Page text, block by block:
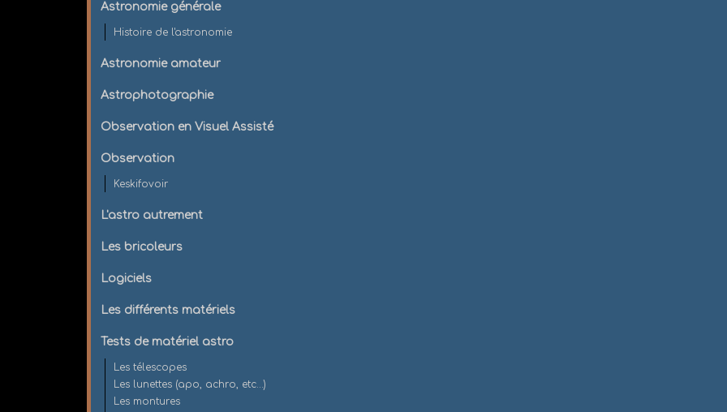
Astronomie générale
Histoire de l'astronomie
Astronomie amateur
Astrophotographie
Observation en Visuel Assisté
Observation
Keskifovoir
L'astro autrement
Les bricoleurs
Logiciels
Les différents matériels
Tests de matériel astro
Les télescopes
Les lunettes (apo, achro, etc...)
Les montures